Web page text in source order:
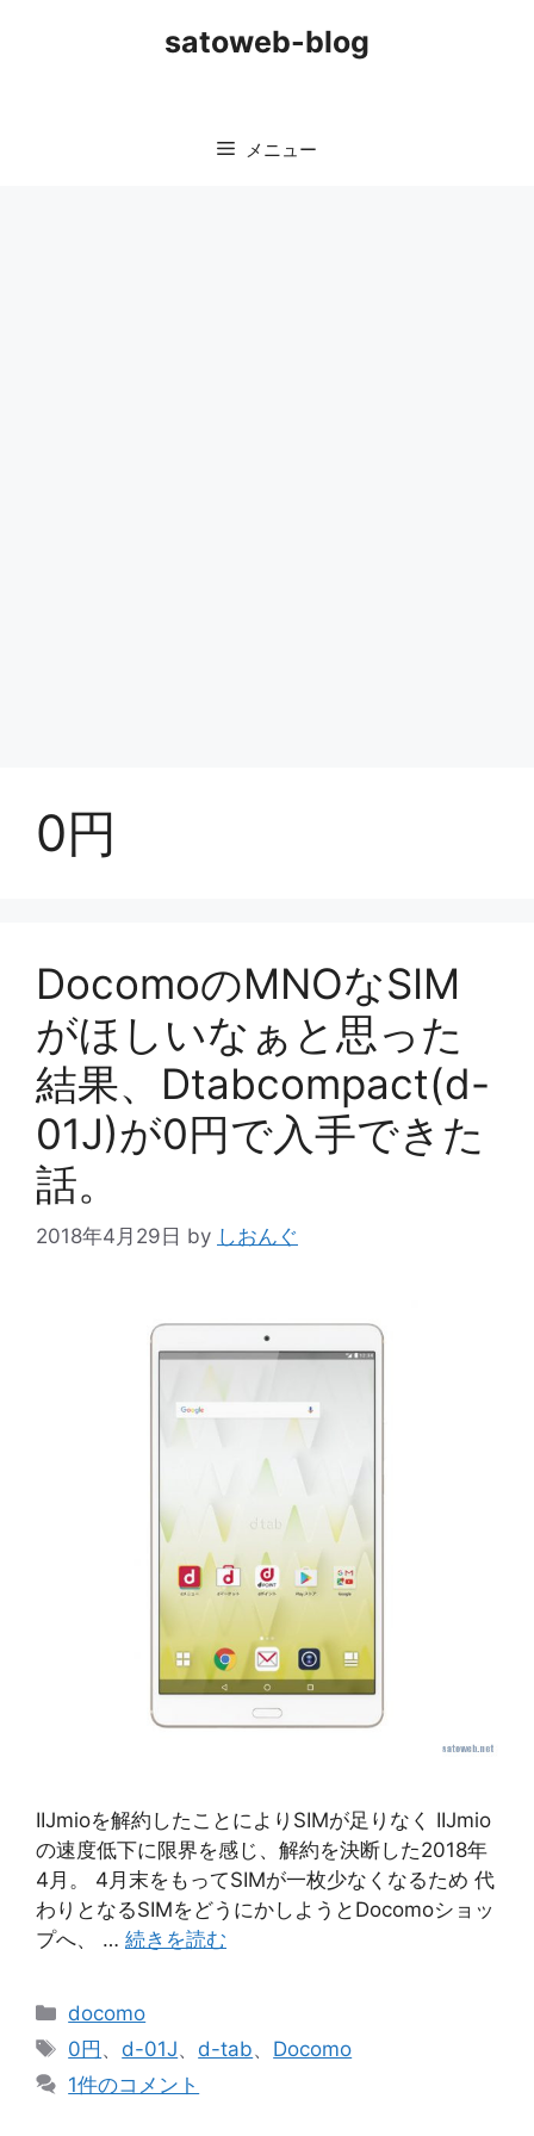
satoweb-blog
メニュー
0円
DocomoのMNOなSIM
がほしいなぁと思った
結果、Dtabcompact(d-
01J)が0円で入手できた
話。
2018年4月29日 by しおんぐ
IIJmioを解約したことによりSIMが足りなく IIJmio
の速度低下に限界を感じ、解約を決断した2018年
4月。 4月末をもってSIMが一枚少なくなるため 代
わりとなるSIMをどうにかしようとDocomoショッ
プへ、 … 続きを読む
カ
テ
リ
docomo
タ
グ
0円 、 d-01J、 d-tab、 Docomo
1件のコメント